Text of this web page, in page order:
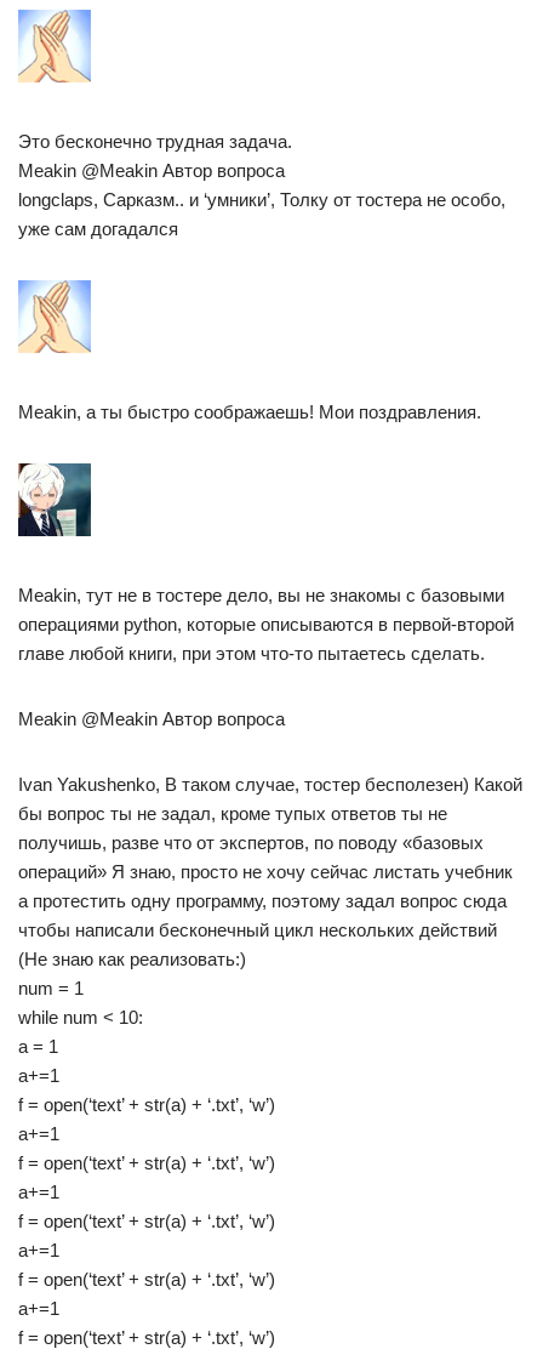
Это бесконечно трудная задача.
Meakin @Meakin Автор вопроса
longclaps, Сарказм.. и ‘умники’, Толку от тостера не особо,
уже сам догадался
Meakin, а ты быстро соображаешь! Мои поздравления.
Meakin, тут не в тостере дело, вы не знакомы с базовыми
операциями python, которые описываются в первой-второй
главе любой книги, при этом что-то пытаетесь сделать.
Meakin @Meakin Автор вопроса
Ivan Yakushenko, В таком случае, тостер бесполезен) Какой
бы вопрос ты не задал, кроме тупых ответов ты не
получишь, разве что от экспертов, по поводу «базовых
операций» Я знаю, просто не хочу сейчас листать учебник
а протестить одну программу, поэтому задал вопрос сюда
чтобы написали бесконечный цикл нескольких действий
(Не знаю как реализовать:)
num = 1
while num < 10:
a = 1
a+=1
f = open(‘text’ + str(a) + ‘.txt’, ‘w’)
a+=1
f = open(‘text’ + str(a) + ‘.txt’, ‘w’)
a+=1
f = open(‘text’ + str(a) + ‘.txt’, ‘w’)
a+=1
f = open(‘text’ + str(a) + ‘.txt’, ‘w’)
a+=1
f = open(‘text’ + str(a) + ‘.txt’, ‘w’)